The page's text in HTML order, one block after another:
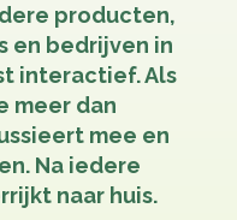
producten,
en bedrijven in
interactief. Als
meer dan
mee en
Na iedere
naar huis.